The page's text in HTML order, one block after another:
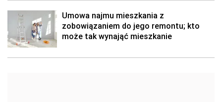
Umowa najmu mieszkania z
zobowiązaniem do jego remontu; kto
może tak wynająć mieszkanie